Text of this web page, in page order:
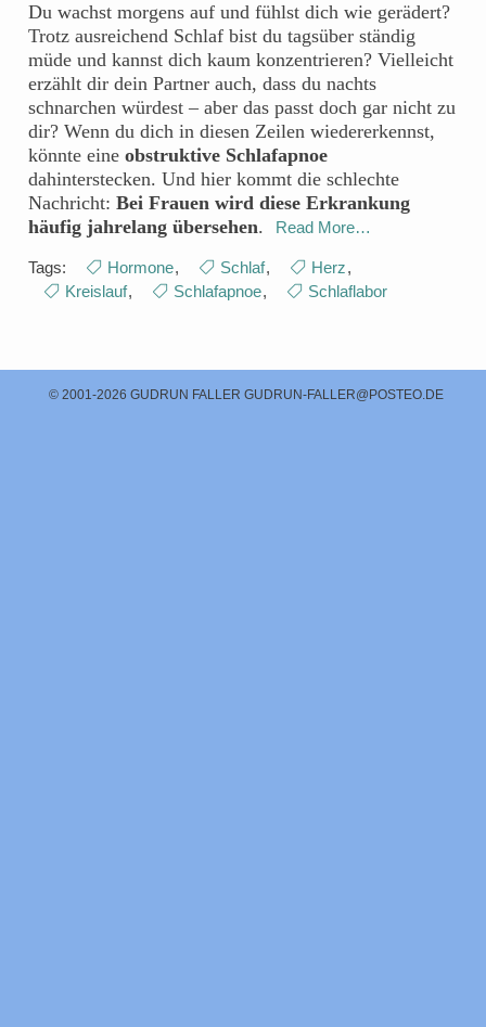
Du wachst morgens auf und fühlst dich wie gerädert?
Trotz ausreichend Schlaf bist du tagsüber ständig
müde und kannst dich kaum konzentrieren? Vielleicht
erzählt dir dein Partner auch, dass du nachts
schnarchen würdest – aber das passt doch gar nicht zu
dir? Wenn du dich in diesen Zeilen wiedererkennst,
könnte eine obstruktive Schlafapnoe
dahinterstecken. Und hier kommt die schlechte
Nachricht: Bei Frauen wird diese Erkrankung
häufig jahrelang übersehen. Read More…
Tags: Hormone, Schlaf, Herz,
Kreislauf, Schlafapnoe, Schlaflabor
© 2001-2026 GUDRUN FALLER GUDRUN-FALLER@POSTEO.DE